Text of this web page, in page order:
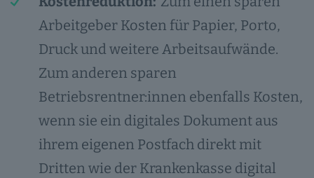
Arbeitgeber Kosten für Papier, Porto,
Druck und weitere Arbeitsaufwände.
Zum anderen sparen
Betriebsrentner:innen ebenfalls Kosten,
wenn sie ein digitales Dokument aus
ihrem eigenen Postfach direkt mit
Dritten wie der Krankenkasse digital